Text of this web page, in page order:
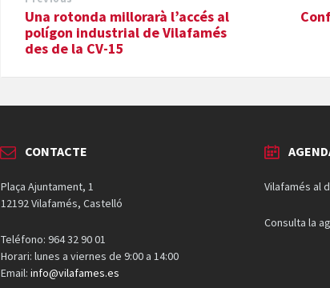
Una rotonda millorarà l’accés al
polígon industrial de Vilafamés
des de la CV-15
CONTACTE
Plaça Ajuntament, 1
12192 Vilafamés, Castelló
Teléfono: 964 32 90 01
Horari: lunes a viernes de 9:00 a 14:00
Email:info@vilafames.es
Vilafamés al
Consulta la